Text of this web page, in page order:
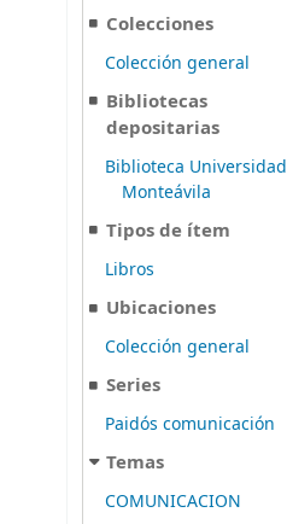
Colecciones
Colección general
Bibliotecas
depositarias
Biblioteca Universidad
Monteávila
Tipos de ítem
Libros
Ubicaciones
Colección general
Series
Paidós comunicación
Temas
COMUNICACION